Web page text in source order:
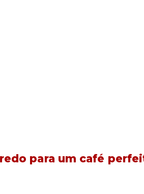
para um café